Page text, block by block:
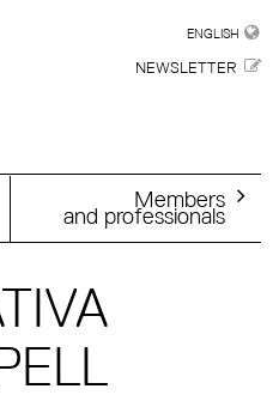
ENGLISH
NEWSLETTER
Members
and professionals